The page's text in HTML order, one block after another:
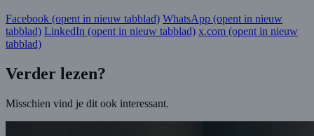
Facebook (opent in nieuw tabblad) WhatsApp (opent in nieuw
tabblad) LinkedIn (opent in nieuw tabblad) x.com (opent in nieuw
tabblad)
Verder lezen?
Misschien vind je dit ook interessant.